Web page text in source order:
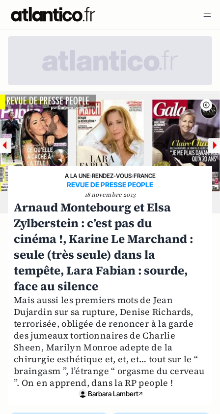
A LA UNE›RENDEZ-VOUS›FRANCE
REVUE DE PRESSE PEOPLE
18 novembre 2013
Arnaud Montebourg et Elsa
Zylberstein : c’est pas du
cinéma !, Karine Le Marchand :
seule (très seule) dans la
tempête, Lara Fabian : sourde,
face au silence
Mais aussi les premiers mots de Jean
Dujardin sur sa rupture, Denise Richards,
terrorisée, obligée de renoncer à la garde
des jumeaux tortionnaires de Charlie
Sheen, Marilyn Monroe adepte de la
chirurgie esthétique et, et, et… tout sur le “
braingasm ”, l’étrange “ orgasme du cerveau
”. On en apprend, dans la RP people !
Barbara Lambert